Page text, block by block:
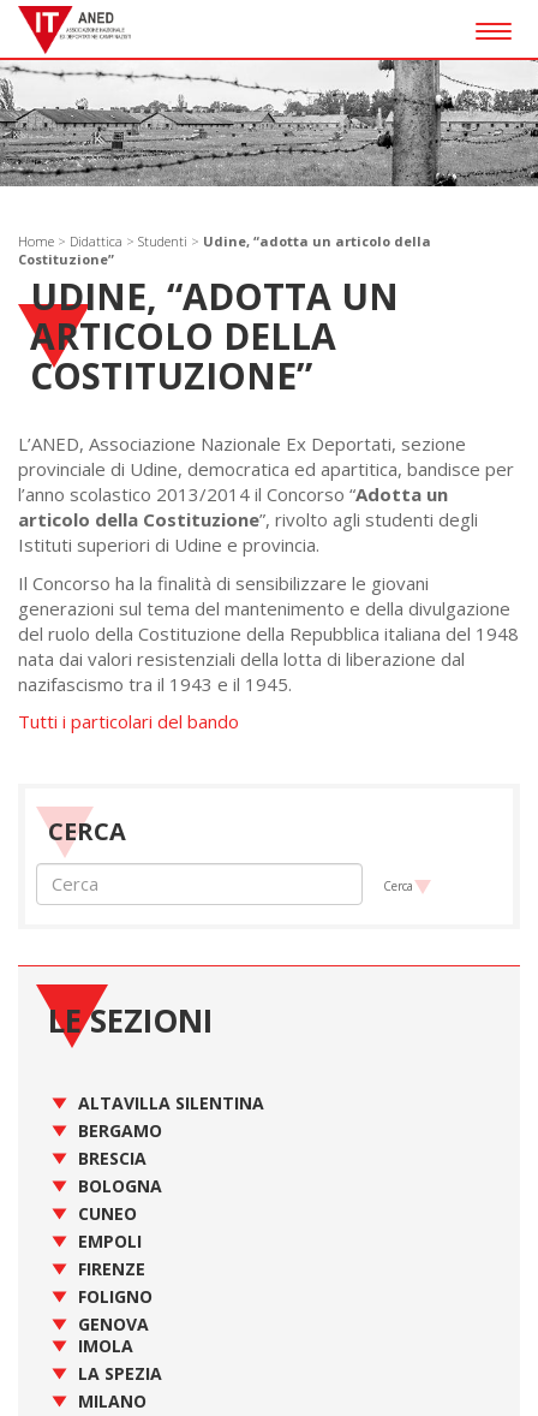
Home > Didattica > Studenti > Udine, “adotta un articolo della
Costituzione”
UDINE, “ADOTTA UN
ARTICOLO DELLA
COSTITUZIONE”
L’ANED, Associazione Nazionale Ex Deportati, sezione
provinciale di Udine, democratica ed apartitica, bandisce per
l’anno scolastico 2013/2014 il Concorso “Adotta un
articolo della Costituzione”, rivolto agli studenti degli
Istituti superiori di Udine e provincia.
Il Concorso ha la finalità di sensibilizzare le giovani
generazioni sul tema del mantenimento e della divulgazione
del ruolo della Costituzione della Repubblica italiana del 1948
nata dai valori resistenziali della lotta di liberazione dal
nazifascismo tra il 1943 e il 1945.
Tutti i particolari del bando
CERCA
Cerca
LE SEZIONI
ALTAVILLA SILENTINA
BERGAMO
BRESCIA
BOLOGNA
CUNEO
EMPOLI
FIRENZE
FOLIGNO
GENOVA
IMOLA
LA SPEZIA
MILANO